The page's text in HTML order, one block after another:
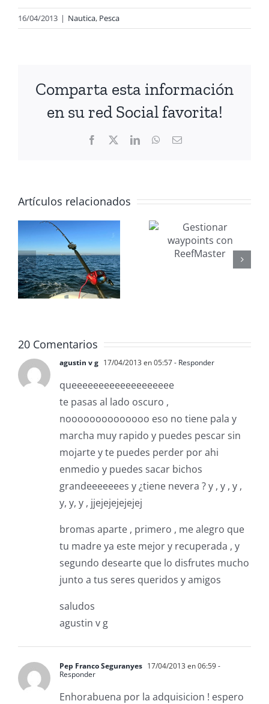
16/04/2013 | Nautica, Pesca
Comparta esta información
en su red Social favorita!
Facebook LinkedInWhatsApp
Correo
Artículos relacionados
Gestionar
waypoints
con
ReefMaster
nautico
20 Comentarios
agustin v g 17/04/2013 en 05:57- Responder
queeeeeeeeeeeeeeeeeee
te pasas al lado oscuro ,
noooooooooooooo eso no tiene pala y
marcha muy rapido y puedes pescar sin
mojarte y te puedes perder por ahi
enmedio y puedes sacar bichos
grandeeeeeees y ¿tiene nevera ? y , y , y ,
y, y, y , jjejejejejejej
bromas aparte , primero , me alegro que
tu madre ya este mejor y recuperada , y
segundo desearte que lo disfrutes mucho
junto a tus seres queridos y amigos
saludos
agustin v g
Pep Franco Seguranyes 17/04/2013 en 06:59-
Responder
Enhorabuena por la adquisicion ! espero